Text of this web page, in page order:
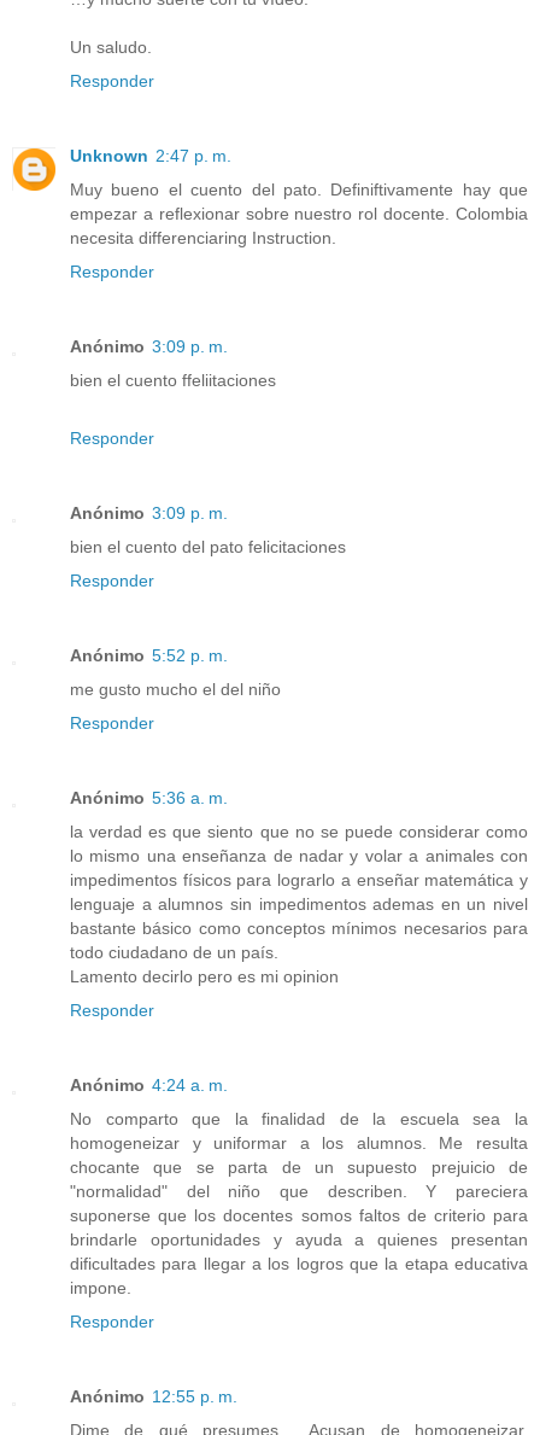
Un saludo.
Responder
Unknown 2:47 p. m.
Muy bueno el cuento del pato. Definiftivamente hay que
empezar a reflexionar sobre nuestro rol docente. Colombia
necesita differenciaring Instruction.
Responder
Anónimo 3:09 p. m.
bien el cuento ffeliitaciones
Responder
Anónimo 3:09 p. m.
bien el cuento del pato felicitaciones
Responder
Anónimo 5:52 p. m.
me gusto mucho el del niño
Responder
Anónimo 5:36 a. m.
la verdad es que siento que no se puede considerar como
lo mismo una enseñanza de nadar y volar a animales con
impedimentos físicos para lograrlo a enseñar matemática y
lenguaje a alumnos sin impedimentos ademas en un nivel
bastante básico como conceptos mínimos necesarios para
todo ciudadano de un país.
Lamento decirlo pero es mi opinion
Responder
Anónimo 4:24 a. m.
No comparto que la finalidad de la escuela sea la
homogeneizar y uniformar a los alumnos. Me resulta
chocante que se parta de un supuesto prejuicio de
"normalidad" del niño que describen. Y pareciera
suponerse que los docentes somos faltos de criterio para
brindarle oportunidades y ayuda a quienes presentan
dificultades para llegar a los logros que la etapa educativa
impone.
Responder
Anónimo 12:55 p. m.
Dime de qué presumes… Acusan de homogeneizar,